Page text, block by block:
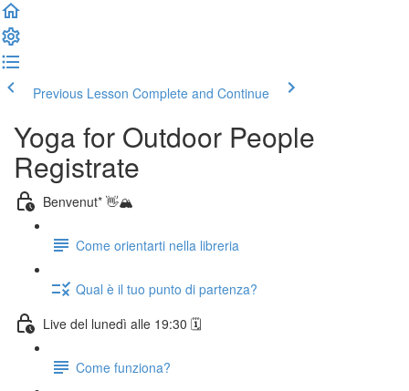
Previous Lesson Complete and Continue
Yoga for Outdoor People
Registrate
Benvenut* 👋🏔️
Come orientarti nella libreria
Qual è il tuo punto di partenza?
Live del lunedì alle 19:30 🗓️
Come funziona?